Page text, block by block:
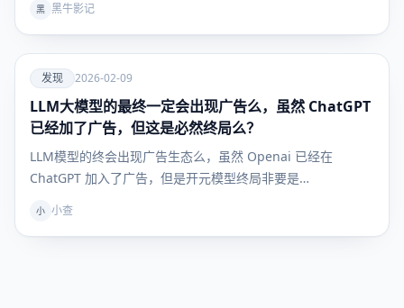
黑 黑牛影记
爱
发现
发现 2026-02-09
LLM大模型的最终一定会出现广告么，虽然 ChatGPT
已经加了广告，但这是必然终局么？
LLM模型的终会出现广告生态么，虽然 Openai 已经在
ChatGPT 加入了广告，但是开元模型终局非要是…
小 小查